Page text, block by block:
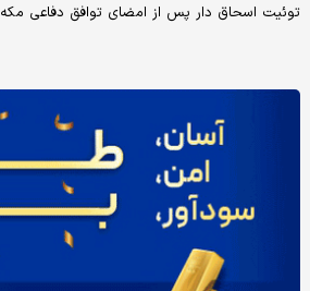
توئیت اسحاق دار پس از امضای توافق دفاعی مکه